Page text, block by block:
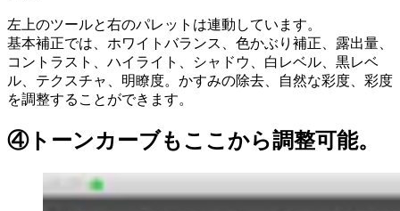
左上のツールと右のパレットは連動しています。
基本補正では、ホワイトバランス、色かぶり補正、露出量、
コントラスト、ハイライト、シャドウ、白レベル、黒レベ
ル、テクスチャ、明瞭度。かすみの除去、自然な彩度、彩度
を調整することができます。
④トーンカーブもここから調整可能。